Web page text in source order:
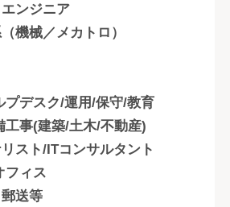
ンジニア
機械／メカトロ）
プデスク/運用/保守/教育
工事(建築/土木/不動産)
スト/ITコンサルタント
フィス
送等